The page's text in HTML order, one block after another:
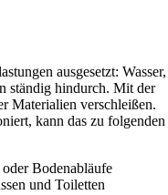
ausgesetzt: Wasser,
ständig hindurch. Mit der
Materialien verschleißen.
kann das zu folgenden
Bodenabläufe
und Toiletten